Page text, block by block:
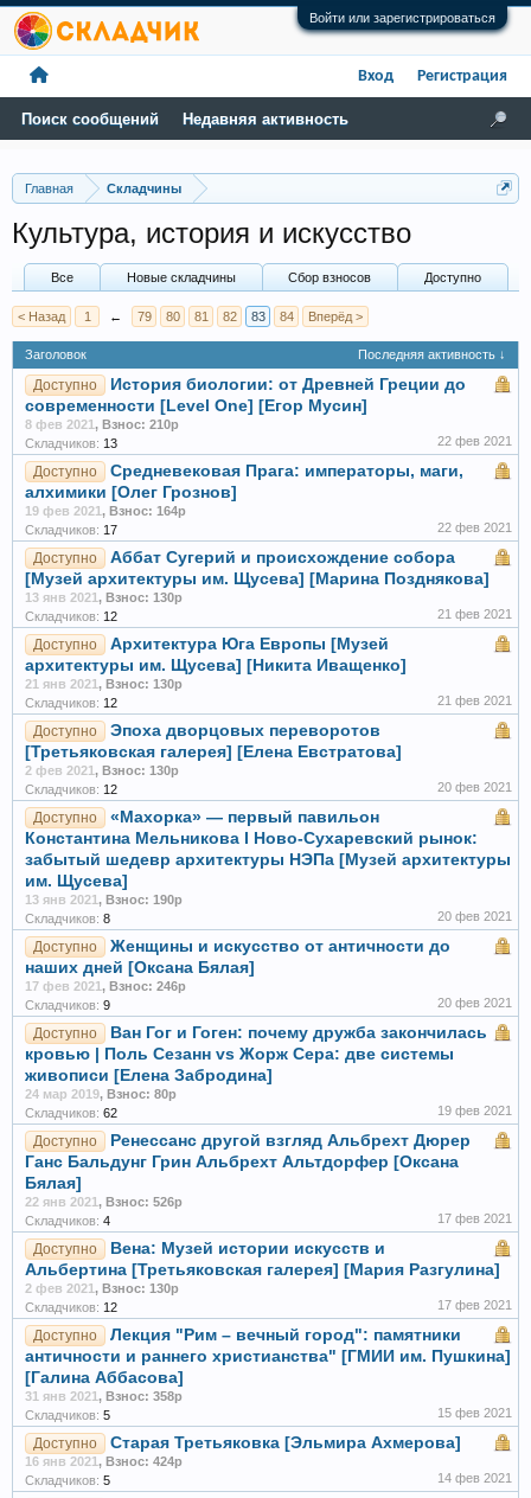
Войти или зарегистрироваться
Главная Складчины
Культура, история и искусство
Все Новые складчины Сбор взносов Доступно
< Назад 1 ← 79 80 81 82 83 84 Вперёд >
Заголовок Последняя активность ↓
Доступно
История биологии: от Древней Греции до
современности [Level One] [Егор Мусин]
8 фев 2021, Взнос: 210р
Складчиков: 13 22 фев 2021
Доступно
Средневековая Прага: императоры, маги,
алхимики [Олег Грознов]
19 фев 2021, Взнос: 164р
Складчиков: 17 22 фев 2021
Доступно
Аббат Сугерий и происхождение собора
[Музей архитектуры им. Щусева] [Марина Позднякова]
13 янв 2021, Взнос: 130р
Складчиков: 12 21 фев 2021
Доступно
Архитектура Юга Европы [Музей
архитектуры им. Щусева] [Никита Иващенко]
21 янв 2021, Взнос: 130р
Складчиков: 12 21 фев 2021
Доступно
Эпоха дворцовых переворотов
[Третьяковская галерея] [Елена Евстратова]
2 фев 2021, Взнос: 130р
Складчиков: 12 20 фев 2021
Доступно
«Махорка» — первый павильон
Константина Мельникова I Ново-Сухаревский рынок:
забытый шедевр архитектуры НЭПа [Музей архитектуры
им. Щусева]
13 янв 2021, Взнос: 190р
Складчиков: 8 20 фев 2021
Доступно
Женщины и искусство от античности до
наших дней [Оксана Бялая]
17 фев 2021, Взнос: 246р
Складчиков: 9 20 фев 2021
Доступно
Ван Гог и Гоген: почему дружба закончилась
кровью | Поль Сезанн vs Жорж Сера: две системы
живописи [Елена Забродина]
24 мар 2019, Взнос: 80р
Складчиков: 62 19 фев 2021
Доступно
Ренессанс другой взгляд Альбрехт Дюрер
Ганс Бальдунг Грин Альбрехт Альтдорфер [Оксана
Бялая]
22 янв 2021, Взнос: 526р
Складчиков: 4 17 фев 2021
Доступно
Вена: Музей истории искусств и
Альбертина [Третьяковская галерея] [Мария Разгулина]
2 фев 2021, Взнос: 130р
Складчиков: 12 17 фев 2021
Доступно
Лекция "Рим – вечный город": памятники
античности и раннего христианства" [ГМИИ им. Пушкина]
[Галина Аббасова]
31 янв 2021, Взнос: 358р
Складчиков: 5 15 фев 2021
Доступно Старая Третьяковка [Эльмира Ахмерова]
16 янв 2021, Взнос: 424р
Складчиков: 5 14 фев 2021
Поиск сообщений Недавняя активность
Вход Регистрация